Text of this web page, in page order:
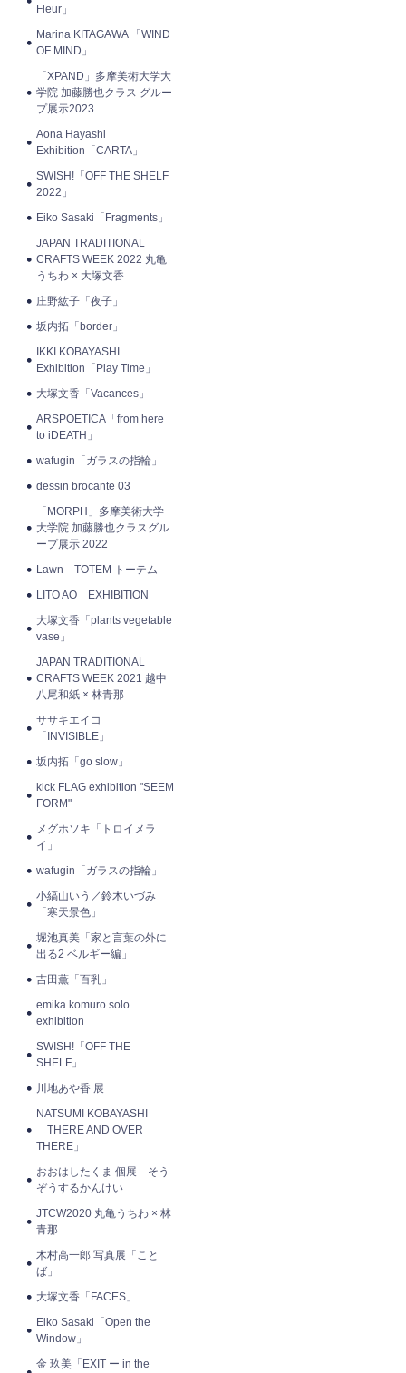
Fleur」
Marina KITAGAWA 「WIND
OF MIND」
「XPAND」多摩美術大学大
学院 加藤勝也クラス グルー
プ展示2023
Aona Hayashi
Exhibition「CARTA」
SWISH!「OFF THE SHELF
2022」
Eiko Sasaki「Fragments」
JAPAN TRADITIONAL
CRAFTS WEEK 2022 丸亀
うちわ × 大塚文香
庄野紘子「夜子」
坂内拓「border」
IKKI KOBAYASHI
Exhibition「Play Time」
大塚文香「Vacances」
ARSPOETICA「from here
to iDEATH」
wafugin「ガラスの指輪」
dessin brocante 03
「MORPH」多摩美術大学
大学院 加藤勝也クラスグル
ープ展示 2022
Lawn TOTEM トーテム
LITO AO EXHIBITION
大塚文香「plants vegetable
vase」
JAPAN TRADITIONAL
CRAFTS WEEK 2021 越中
八尾和紙 × 林青那
ササキエイコ
「INVISIBLE」
坂内拓「go slow」
kick FLAG exhibition "SEEM
FORM"
メグホソキ「トロイメラ
イ」
wafugin「ガラスの指輪」
小縞山いう／鈴木いづみ
「寒天景色」
堀池真美「家と言葉の外に
出る2 ベルギー編」
吉田薫「百乳」
emika komuro solo
exhibition
SWISH!「OFF THE
SHELF」
川地あや香 展
NATSUMI KOBAYASHI
「THERE AND OVER
THERE」
おおはしたくま 個展 そう
ぞうするかんけい
JTCW2020 丸亀うちわ × 林
青那
木村高一郎 写真展「こと
ば」
大塚文香「FACES」
Eiko Sasaki「Open the
Window」
金 玖美「EXIT ー in the